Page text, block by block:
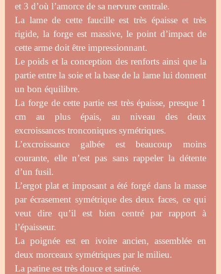
et 3 d’où l’amorce de sa nervure centrale.
La lame de cette faucille est très épaisse et très
rigide, la forge est massive, le point d’impact de
cette arme doit être impressionnant.
Le poids et la conception des renforts ainsi que la
partie entre la soie et la base de la lame lui donnent
un bon équilibre.
La forge de cette partie est très épaisse, presque 1
cm au plus épais, au niveau des deux
excroissances tronconiques symétriques.
L’excroissance galbée est beaucoup moins
courante, elle n’est pas sans rappeler la détente
d’un fusil.
L’ergot plat et imposant a été forgé dans la masse
par écrasement symétrique des deux faces, ce qui
veut dire qu’il est bien centré par rapport à
l’épaisseur.
La poignée est en ivoire ancien, assemblée en
deux morceaux symétriques par le milieu.
La patine est très douce et satinée.